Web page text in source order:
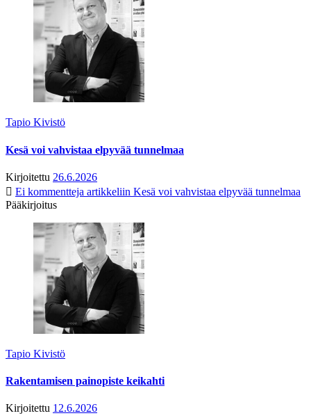
Tapio Kivistö
Kesä voi vahvistaa elpyvää tunnelmaa
Kirjoitettu 26.6.2026
Ei kommentteja artikkeliin Kesä voi vahvistaa elpyvää tunnelmaa
Pääkirjoitus
Tapio Kivistö
Rakentamisen painopiste keikahti
Kirjoitettu 12.6.2026